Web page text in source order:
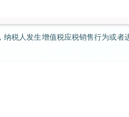
税人发生增值税应税销售行为或者